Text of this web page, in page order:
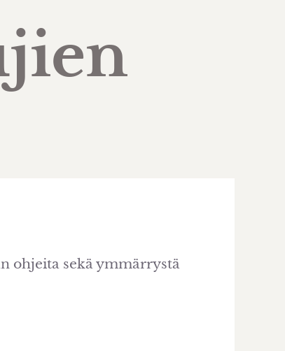
ohjeita sekä ymmärrystä